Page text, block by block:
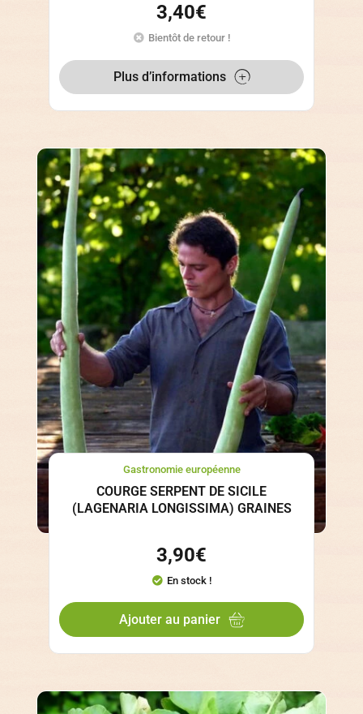
3,40€
Bientôt de retour !
Plus d’informations
Gastronomie européenne
COURGE SERPENT DE SICILE
(LAGENARIA LONGISSIMA) GRAINES
3,90€
En stock !
Ajouter au panier